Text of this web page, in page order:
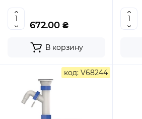
672.00 ₴
В корзину
код: V68244